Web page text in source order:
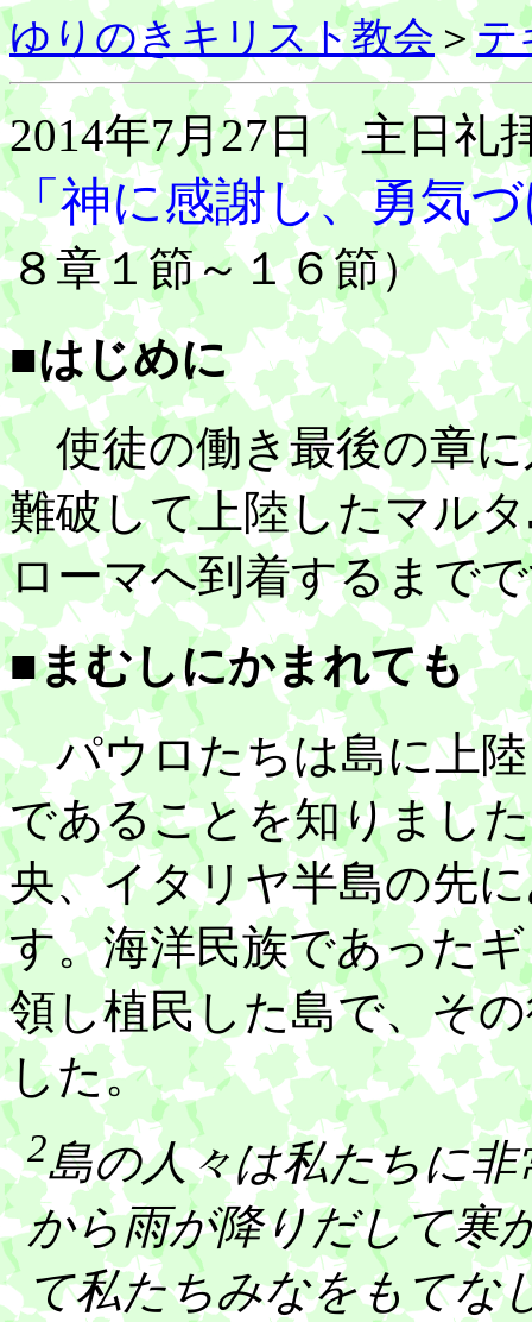
ゆりのきキリスト教会 ＞テ
2014年7月27日 主日礼
「神に感謝し、勇気
８章１節～１６節）
■はじめに
使徒の働き最後の章に
難破して上陸したマル
ローマへ到着するまで
■まむしにかまれても
パウロたちは島に上陸
であることを知りまし
央、イタリヤ半島の先
す。海洋民族であった
領し植民した島で、そ
した。
2島の人々は私たちに
から雨が降りだして寒
て私たちみなをもてな